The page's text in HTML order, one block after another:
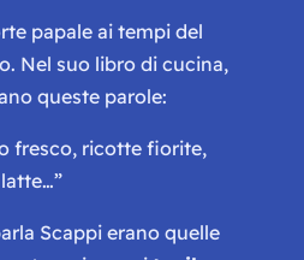
papale ai tempi del
Nel suo libro di cucina,
queste parole:
fresco, ricotte fiorite,
”
Scappi erano quelle